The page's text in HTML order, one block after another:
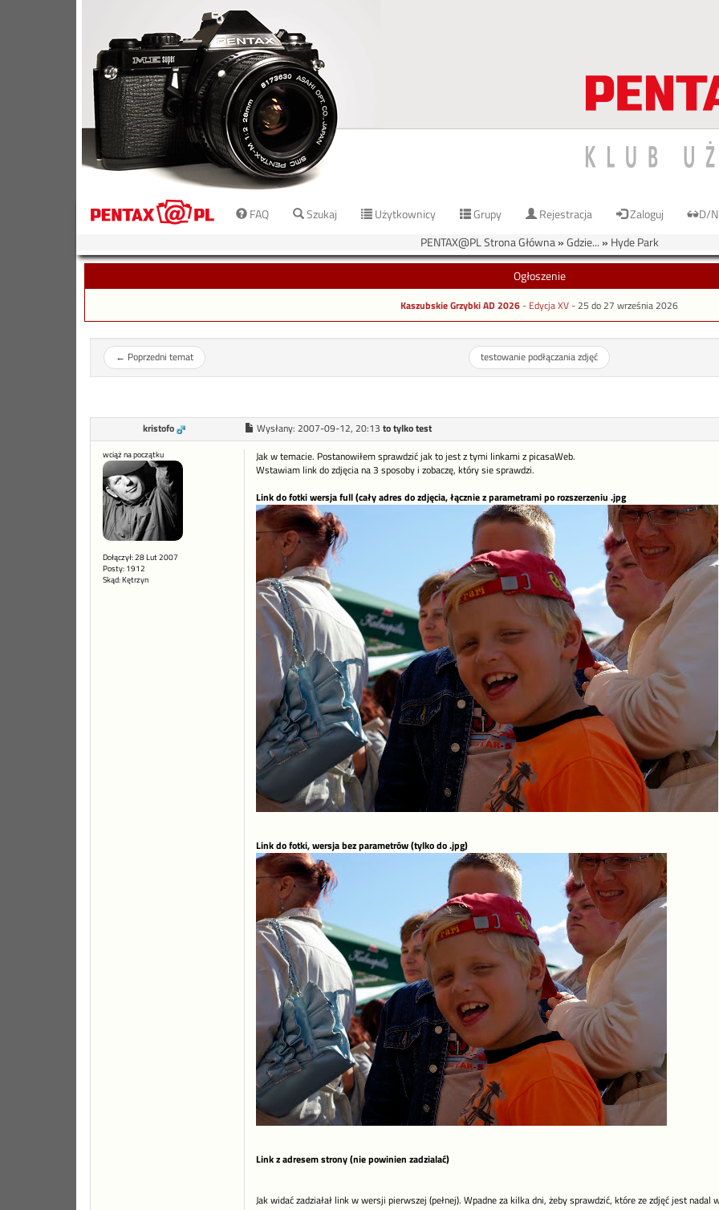
FAQ Szukaj Użytkownicy Grupy Rejestracja Zaloguj
D/N
PENTAX@PL Strona Główna»Gdzie... » Hyde Park
Ogłoszenie
Kaszubskie Grzybki AD 2026- Edycja XV -25 do 27 września 2026
← Poprzedni temat testowanie podłączania zdjęć
kristofo Wysłany: 2007-09-12, 20:13 to tylko test
wciąż na początku
Dołączył: 28 Lut 2007
Posty: 1912
Skąd: Kętrzyn
Jak w temacie. Postanowiłem sprawdzić jak to jest z tymi linkami z picasaWeb.
Wstawiam link do zdjęcia na 3 sposoby i zobaczę, który sie sprawdzi.
Link do fotki wersja full (cały adres do zdjęcia, łącznie z parametrami po rozszerzeniu .jpg
Link do fotki, wersja bez parametrów (tylko do .jpg)
Link z adresem strony (nie powinien zadzialać)
Jak widać zadziałał link w wersji pierwszej (pełnej). Wpadne za kilka dni, żeby sprawdzić, które ze zdjęć jest nadal